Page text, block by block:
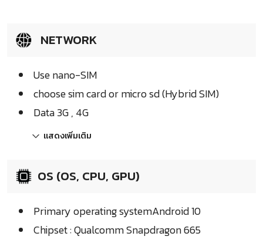
NETWORK
Use nano-SIM
choose sim card or micro sd (Hybrid SIM)
Data 3G , 4G
แสดงเพิ่มเติม
OS (OS, CPU, GPU)
Primary operating systemAndroid 10
Chipset : Qualcomm Snapdragon 665